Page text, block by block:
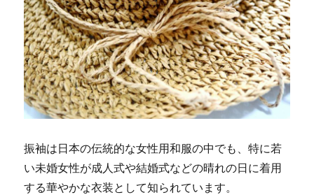
振袖は日本の伝統的な女性用和服の中でも、特に若
い未婚女性が成人式や結婚式などの晴れの日に着用
する華やかな衣装として知られています。